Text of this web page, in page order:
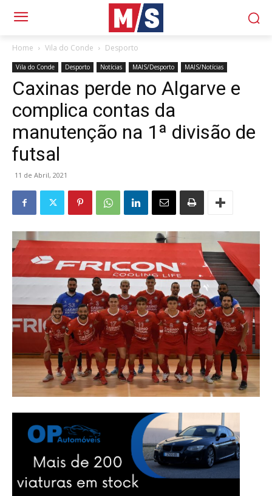
Home Vila do Conde Desporto
Vila do Conde Desporto Notícias MAIS/Desporto MAIS/Notícias
Caxinas perde no Algarve e
complica contas da
manutenção na 1ª divisão de
futsal
11 de Abril, 2021